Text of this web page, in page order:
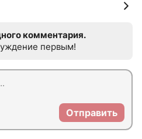
комментария.
первым!
Отправить